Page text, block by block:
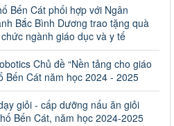
hành chính bị bãi bỏ trong lĩnh
hệ giáo dục quốc dân và cơ sở
giải quyết của Sở Giáo dục
cấp huyện
chính bị bãi bỏ trong lĩnh vực
dục quốc dân và cơ sở giáo dục
của Sở Giáo dục và Đào tạo,
Bến Cát phối hợp với Ngân
Bắc Bình Dương trao tặng quà
ngành giáo dục và y tế
Chủ đề “Nền tảng cho giáo
Bến Cát năm học 2024 - 2025
giỏi - cấp dưỡng nấu ăn giỏi
Bến Cát, năm học 2024-2025